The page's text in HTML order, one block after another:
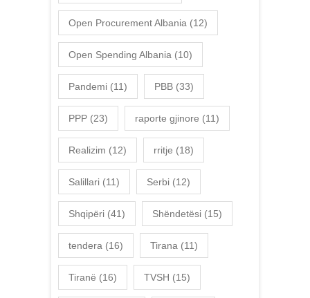
Open Procurement Albania (12)
Open Spending Albania (10)
Pandemi (11) PBB (33)
PPP (23) raporte gjinore (11)
Realizim (12) rritje (18)
Salillari (11) Serbi (12)
Shqipëri (41) Shëndetësi (15)
tendera (16) Tirana (11)
Tiranë (16) TVSH (15)